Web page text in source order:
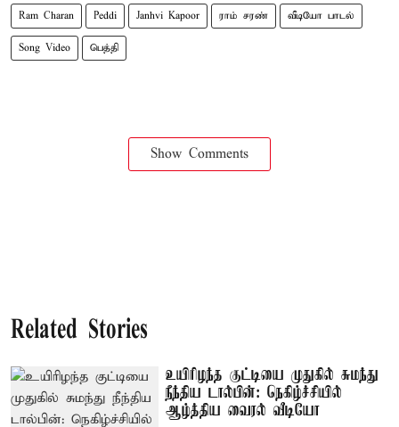
Ram Charan Peddi Janhvi Kapoor ராம் சரண் வீடியோ பாடல்
Song Video பெத்தி
Show Comments
Related Stories
உயிரிழந்த குட்டியை முதுகில் சுமந்து
நீந்திய டால்பின்: நெகிழ்ச்சியில்
ஆழ்த்திய வைரல் வீடியோ